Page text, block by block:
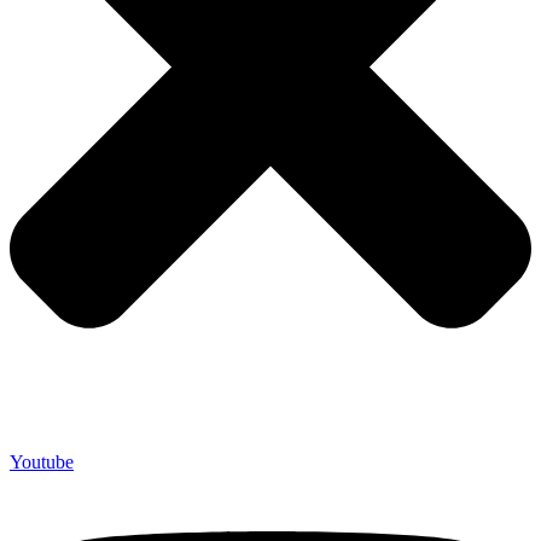
Youtube